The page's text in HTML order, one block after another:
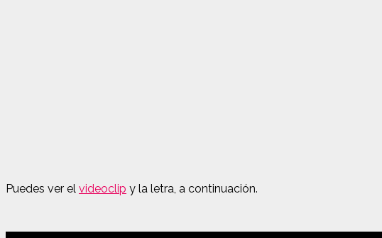
Puedes ver el videoclip y la letra, a continuación.